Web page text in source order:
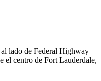
lado de Federal Highway
el centro de Fort Lauderdale,